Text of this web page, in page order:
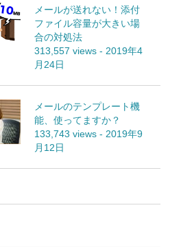
メールが送れない！添付
ファイル容量が大きい場
合の対処法
313,557 views - 2019年4
月24日
メールのテンプレート機
能、使ってますか？
133,743 views - 2019年9
月12日